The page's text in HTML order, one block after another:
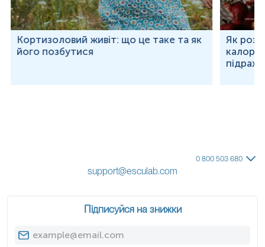
Кортизоловий живіт: що це таке та як
його позбутися
Як
0 800 503 680
support@esculab.com
Підписуйся на знижки